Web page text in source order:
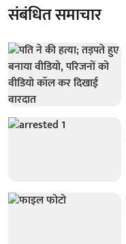
संबंधित समाचार